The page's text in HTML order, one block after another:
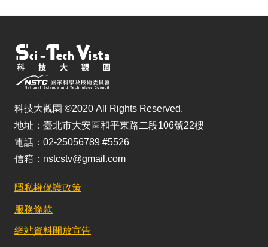
科技大觀園 ©2020 All Rights Reserved.
地址：臺北市大安區和平東路二段106號22樓
電話：02-25056789 #5526
信箱：nstcstv@gmail.com
隱私權保護政策
服務條款
網站資料開放宣告